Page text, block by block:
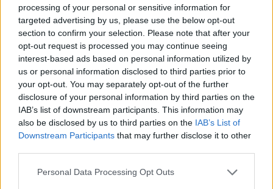
processing of your personal or sensitive information for
targeted advertising by us, please use the below opt-out
section to confirm your selection. Please note that after your
opt-out request is processed you may continue seeing
interest-based ads based on personal information utilized by
us or personal information disclosed to third parties prior to
your opt-out. You may separately opt-out of the further
disclosure of your personal information by third parties on the
IAB’s list of downstream participants. This information may
also be disclosed by us to third parties on the IAB’s List of
Downstream Participants that may further disclose it to other
Personal Data Processing Opt Outs
27 Φεβρουαρίου 2026
Μεταπροπονητική πείνα: Ο λόγος
που θέλεις να καταβροχθίσεις τα
πάντα μετά την άσκηση
27 Φεβρουαρίου 2026
Ωρίων – Σπάνια νοσήματα
συνδέονται με μνημεία που
27 Φεβρουαρίου 2026